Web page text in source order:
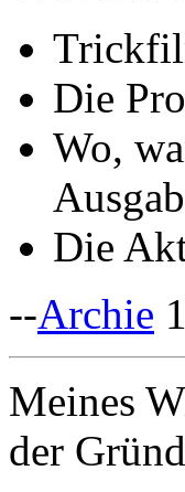
Die
Wo,
Die
--Archie
Meines
der